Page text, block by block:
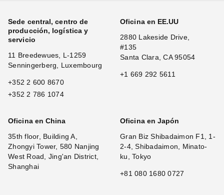
Sede central, centro de
producción, logística y
servicio
11 Breedewues, L-1259
Senningerberg, Luxembourg
+352 2 600 8670
+352 2 786 1074
Oficina en EE.UU
2880 Lakeside Drive,
#135
Santa Clara, CA 95054
+1 669 292 5611
Oficina en China
35th floor, Building A,
Zhongyi Tower, 580 Nanjing
West Road, Jing'an District,
Shanghai
Oficina en Japón
Gran Biz Shibadaimon F1, 1-
2-4, Shibadaimon, Minato-
ku, Tokyo
+81 080 1680 0727